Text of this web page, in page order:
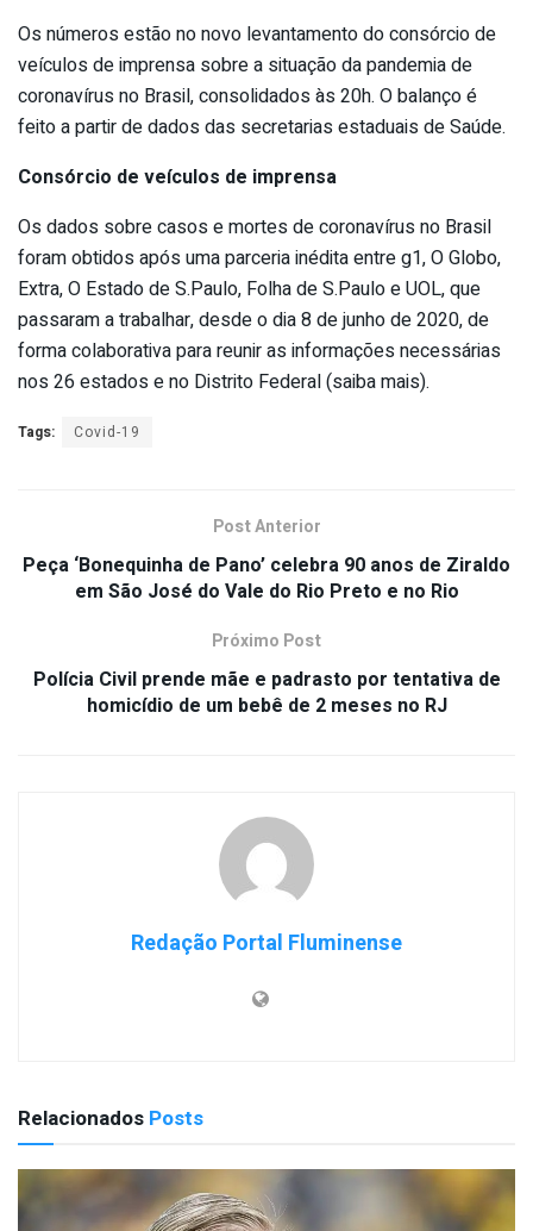
Os números estão no novo levantamento do consórcio de
veículos de imprensa sobre a situação da pandemia de
coronavírus no Brasil, consolidados às 20h. O balanço é
feito a partir de dados das secretarias estaduais de Saúde.
Consórcio de veículos de imprensa
Os dados sobre casos e mortes de coronavírus no Brasil
foram obtidos após uma parceria inédita entre g1, O Globo,
Extra, O Estado de S.Paulo, Folha de S.Paulo e UOL, que
passaram a trabalhar, desde o dia 8 de junho de 2020, de
forma colaborativa para reunir as informações necessárias
nos 26 estados e no Distrito Federal (saiba mais).
Tags: Covid-19
Post Anterior
Peça ‘Bonequinha de Pano’ celebra 90 anos de Ziraldo
em São José do Vale do Rio Preto e no Rio
Próximo Post
Polícia Civil prende mãe e padrasto por tentativa de
homicídio de um bebê de 2 meses no RJ
Redação Portal Fluminense
Relacionados Posts